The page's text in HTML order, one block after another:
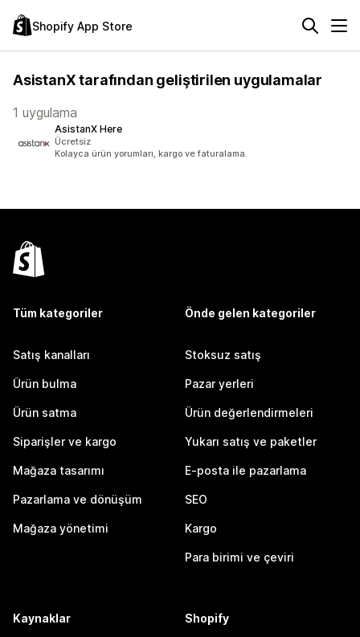
Shopify App Store
AsistanX tarafından geliştirilen uygulamalar
1 uygulama
AsistanX Here
Ücretsiz
Kolayca ürün yorumları, kargo ve faturalama.
Tüm kategoriler
Satış kanalları
Ürün bulma
Ürün satma
Siparişler ve kargo
Mağaza tasarımı
Pazarlama ve dönüşüm
Mağaza yönetimi
Önde gelen kategoriler
Stoksuz satış
Pazar yerleri
Ürün değerlendirmeleri
Yukarı satış ve paketler
E-posta ile pazarlama
SEO
Kargo
Para birimi ve çeviri
Kaynaklar Shopify